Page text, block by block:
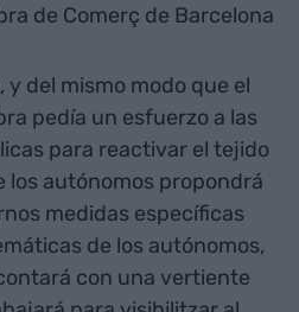
de Comerç de Barcelona
del mismo modo que el
pedía un esfuerzo a las
para reactivar el tejido
los autónomos propondrá
medidas específicas
de los autónomos,
con una vertiente